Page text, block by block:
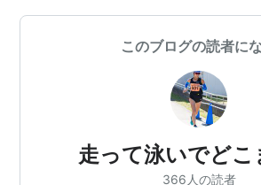
このブログの読者に
走って泳いでどこ
366人の読者